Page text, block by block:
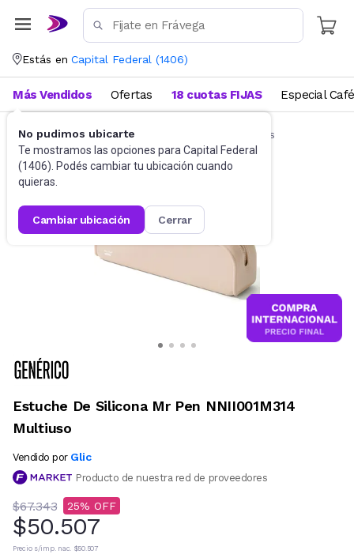
Estás en Capital Federal (1406)
No pudimos ubicarte
Te mostramos las opciones para Capital Federal
(1406). Podés cambiar tu ubicación cuando
quieras.
cambiar ubicación cerrar
Más Vendidos Ofertas 18 cuotas FIJAS Especial Café
Artículos de Librería y Papelería Cartucheras
Estuche De Silicona Mr Pen NNII001M314
Multiuso
Vendido por Glic
Producto de nuestra red de proveedores
$67.343 25
$50.507
Precio s/imp. nac. $50.507